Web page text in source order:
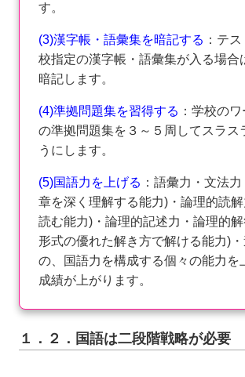
す。
(3)漢字帳・語彙集を暗記する ：テ
校指定の漢字帳・語彙集が入る場合
暗記します。
(4)準拠問題集を習得する ：学校の
の準拠問題集を３～５周してスラス
うにします。
(5)国語力を上げる ：語彙力・文法
章を深く理解する能力)・論理的読
読む能力)・論理的記述力・論理的
形式の優れた解き方で解ける能力)
の、国語力を構成する個々の能力を
成績が上がります。
１．２．国語は二段階戦略が必要